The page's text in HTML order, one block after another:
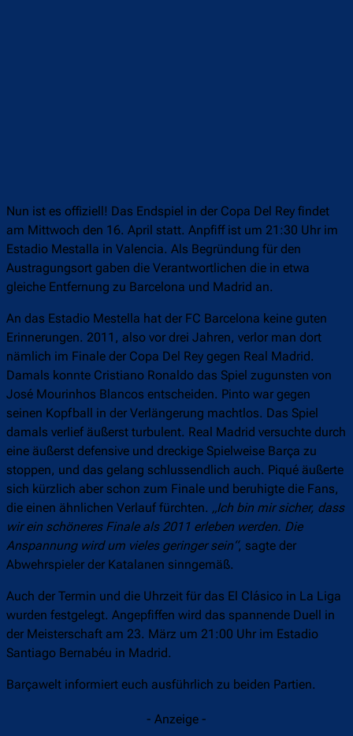
Nun ist es offiziell! Das Endspiel in der Copa Del Rey findet
am Mittwoch den 16. April statt. Anpfiff ist um 21:30 Uhr im
Estadio Mestalla in Valencia. Als Begründung für den
Austragungsort gaben die Verantwortlichen die in etwa
gleiche Entfernung zu Barcelona und Madrid an.
An das Estadio Mestella hat der FC Barcelona keine guten
Erinnerungen. 2011, also vor drei Jahren, verlor man dort
nämlich im Finale der Copa Del Rey gegen Real Madrid.
Damals konnte Cristiano Ronaldo das Spiel zugunsten von
José Mourinhos Blancos entscheiden. Pinto war gegen
seinen Kopfball in der Verlängerung machtlos. Das Spiel
damals verlief äußerst turbulent. Real Madrid versuchte durch
eine äußerst defensive und dreckige Spielweise Barça zu
stoppen, und das gelang schlussendlich auch. Piqué äußerte
sich kürzlich aber schon zum Finale und beruhigte die Fans,
die einen ähnlichen Verlauf fürchten. „Ich bin mir sicher, dass
wir ein schöneres Finale als 2011 erleben werden. Die
Anspannung wird um vieles geringer sein“, sagte der
Abwehrspieler der Katalanen sinngemäß.
Auch der Termin und die Uhrzeit für das El Clásico in La Liga
wurden festgelegt. Angepfiffen wird das spannende Duell in
der Meisterschaft am 23. März um 21:00 Uhr im Estadio
Santiago Bernabéu in Madrid.
Barçawelt informiert euch ausführlich zu beiden Partien.
- Anzeige -